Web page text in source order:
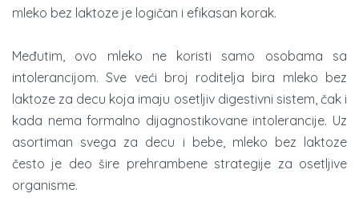
mleko bez laktoze je logičan i efikasan korak.
Međutim, ovo mleko ne koristi samo osobama sa
intolerancijom. Sve veći broj roditelja bira mleko bez
laktoze za decu koja imaju osetljiv digestivni sistem, čak i
kada nema formalno dijagnostikovane intolerancije. Uz
asortiman svega za decu i bebe, mleko bez laktoze
često je deo šire prehrambene strategije za osetljive
organisme.